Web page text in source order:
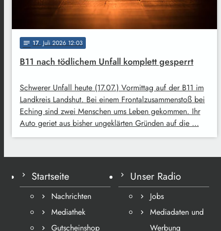
notes 17. Juli 2026 12:03
B11 nach tödlichem Unfall komplett gesperrt
Schwerer Unfall heute (17.07.) Vormittag auf der B11 im
Landkreis Landshut. Bei einem Frontalzusammenstoß bei
Eching sind zwei Menschen ums Leben gekommen. Ihr
Auto geriet aus bisher ungeklärten Gründen auf die …
Startseite
Nachrichten
Mediathek
Gutscheinshop
Unser Radio
Jobs
Mediadaten und
Werbung